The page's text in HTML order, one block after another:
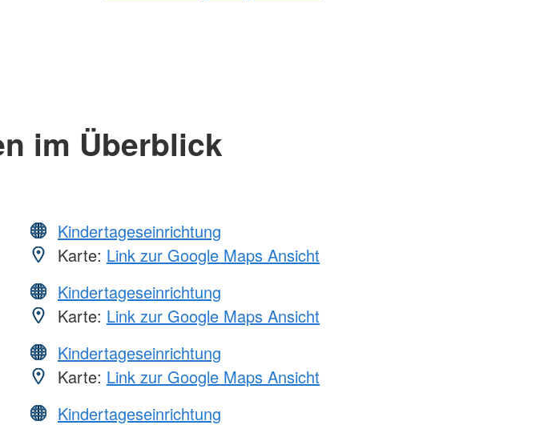
im Überblick
Kindertageseinrichtung
Karte: Link zur Google Maps Ansicht
Kindertageseinrichtung
Karte: Link zur Google Maps Ansicht
Kindertageseinrichtung
Karte: Link zur Google Maps Ansicht
Kindertageseinrichtung